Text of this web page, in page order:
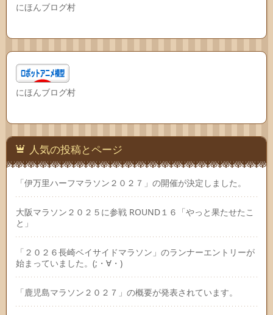
にほんブログ村
にほんブログ村
人気の投稿とページ
「伊万里ハーフマラソン２０２７」の開催が決定しました。
大阪マラソン２０２５に参戦 ROUND１６「やっと果たせたこ
と」
「２０２６長崎ベイサイドマラソン」のランナーエントリーが
始まっていました。(;・∀・)
「鹿児島マラソン２０２７」の概要が発表されています。